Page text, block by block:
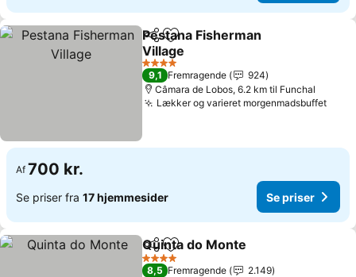
Del Føj til favoritter
Pestana Fisherman
Village
4 Stjerner
9,1 Fremragende
924
Câmara de Lobos, 6.2 km til Funchal
Lækker og varieret morgenmadsbuffet
Af 700 kr.
Se priser fra 17 hjemmesider Se priser
Del Føj til favoritter
Quinta do Monte
4 Stjerner
8,5 Fremragende
2.149